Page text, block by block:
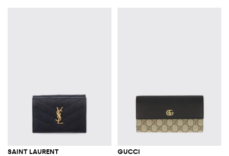
SAINT LAURENT GUCCI